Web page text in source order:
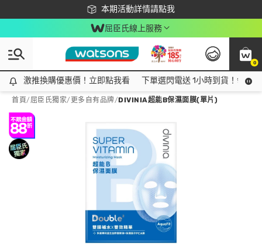
本期活動詳情請點我
下載app最高回饋$350
屈臣氏線上服務
0
激推換購優惠價！立即點我看
激推換購優惠價！立即點我看 下單選閃電送 1小時到貨！領神
首頁/ 屈臣氏獨家/ 更多自有品牌/DIVINIA超能B保濕面膜(單片)